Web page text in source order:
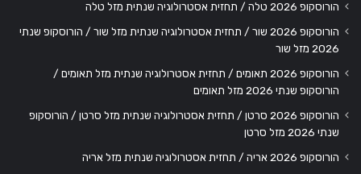
הורוסקופ 2026 טלה / תחזית אסטרולוגיה שנתית מזל טלה
הורוסקופ 2026 שור / תחזית אסטרולוגיה שנתית מזל שור / הורוסקופ שנתי
2026 מזל שור
הורוסקופ 2026 תאומים / תחזית אסטרולוגיה שנתית מזל תאומים /
הורוסקופ שנתי 2026 מזל תאומים
הורוסקופ 2026 סרטן / תחזית אסטרולוגיה שנתית מזל סרטן / הורוסקופ
שנתי 2026 מזל סרטן
הורוסקופ 2026 אריה / תחזית אסטרולוגיה שנתית מזל אריה